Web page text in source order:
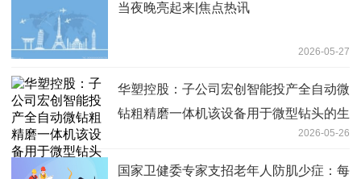
当夜晚亮起来|焦点热讯
2026-05-27
华塑控股：子公司宏创智能投产全自动微
钻粗精磨一体机该设备用于微型钻头的生
2026-05-26
国家卫健委专家支招老年人防肌少症：每